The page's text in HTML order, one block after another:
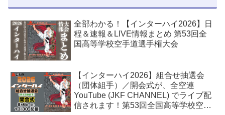
全部わかる！【インターハイ2026】日
程＆速報＆LIVE情報まとめ 第53回全
国高等学校空手道選手権大会
【インターハイ2026】組合せ抽選会
（団体組手）／開会式が、全空連
YouTube (JKF CHANNEL) でライブ配
信されます！第53回全国高等学校空手